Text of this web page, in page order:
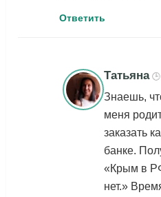
Ответить
Татьяна 🕒
Знаешь,
меня
заказать
банке.
«Крым в
нет.»